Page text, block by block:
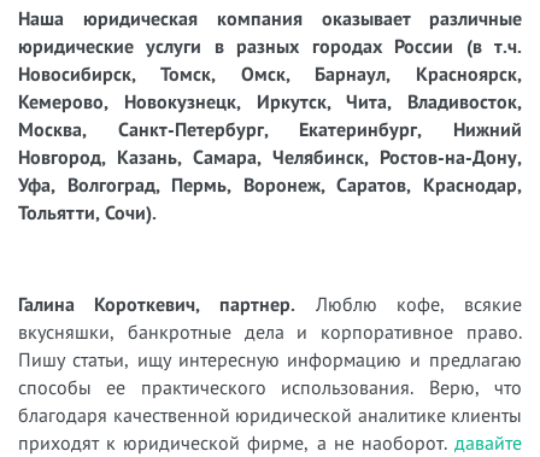
Наша юридическая компания оказывает различные
юридические услуги в разных городах России (в т.ч.
Новосибирск, Томск, Омск, Барнаул, Красноярск,
Кемерово, Новокузнецк, Иркутск, Чита, Владивосток,
Москва, Санкт-Петербург, Екатеринбург, Нижний
Новгород, Казань, Самара, Челябинск, Ростов-на-Дону,
Уфа, Волгоград, Пермь, Воронеж, Саратов, Краснодар,
Тольятти, Сочи).
Галина Короткевич, партнер.
Люблю кофе, всякие
вкусняшки, банкротные дела и корпоративное право.
Пишу статьи, ищу интересную информацию и предлагаю
способы ее практического использования. Верю, что
благодаря качественной юридической аналитике клиенты
приходят к юридической фирме, а не наоборот. давайте